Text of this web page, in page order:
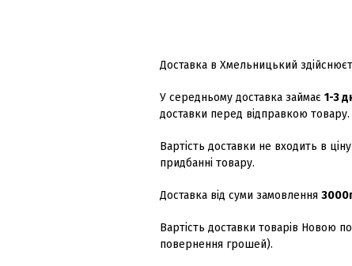
Доставка в Хмельницький
У середньому доставка займає 1-3
доставки перед відправкою товару.
Вартість доставки не входить в
придбанні товару.
Доставка від суми замовлення
Вартість доставки товарів Новою
повернення грошей).